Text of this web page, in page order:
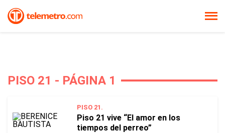
PISO 21 - PÁGINA 1
PISO 21.
Piso 21 vive “El amor en los
tiempos del perreo”